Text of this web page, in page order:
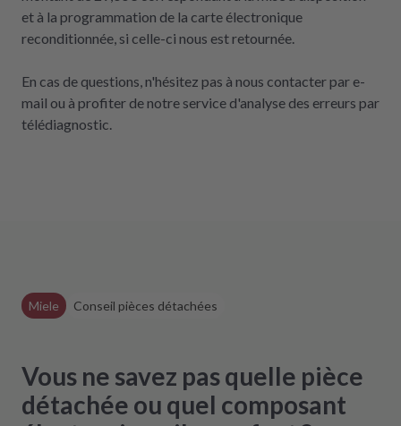
et à la programmation de la carte électronique
reconditionnée, si celle-ci nous est retournée.
En cas de questions, n'hésitez pas à nous contacter par e-
mail ou à profiter de notre service d'analyse des erreurs par
télédiagnostic.
Miele Conseil pièces détachées
Vous ne savez pas quelle pièce
détachée ou quel composant